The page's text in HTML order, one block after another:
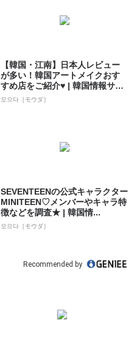
【韓国・江南】日本人レビュー
が多い！韓国アートメイクおす
すめ店をご紹介♥ | 韓国情報サイ
ト 모으...
모으다［モウダ］
SEVENTEENの公式キャラクター
MINITEEN♡メンバーやキャラ特
徴などを調査★ | 韓国情...
모으다［モウダ］
Recommended by